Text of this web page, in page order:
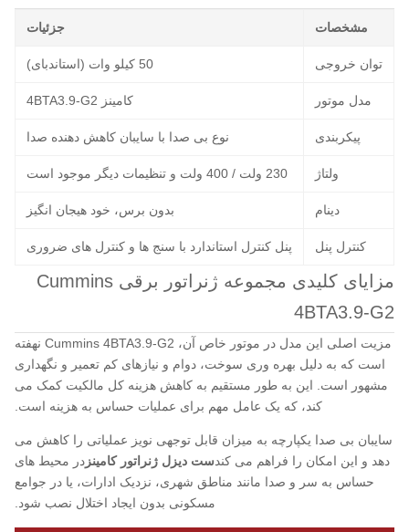
مشخصات جزئیات
توان خروجی 50 کیلو وات (استاندبای)
مدل موتور کامینز 4BTA3.9-G2
پیکربندی نوع بی صدا با سایبان کاهش دهنده صدا
ولتاژ 230 ولت / 400 ولت و تنظیمات دیگر موجود است
دینام بدون برس، خود هیجان انگیز
کنترل پنل پنل کنترل استاندارد با سنج ها و کنترل های ضروری
مزایای کلیدی مجموعه ژنراتور برقی Cummins
4BTA3.9-G2
مزیت اصلی این مدل در موتور خاص آن، Cummins 4BTA3.9-G2 نهفته
است که به دلیل بهره وری سوخت، دوام و نیازهای کم تعمیر و نگهداری
مشهور است. این به طور مستقیم به کاهش هزینه کل مالکیت کمک می
کند، که یک عامل مهم برای عملیات حساس به هزینه است.
سایبان بی صدا یکپارچه به میزان قابل توجهی نویز عملیاتی را کاهش می
دهد و این امکان را فراهم می کندست دیزل ژنراتور کامینز در محیط های
حساس به سر و صدا مانند مناطق شهری، نزدیک ادارات، یا در جوامع
مسکونی بدون ایجاد اختلال نصب شود.